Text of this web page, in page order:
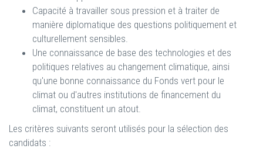
Capacité à travailler sous pression et à traiter de
manière diplomatique des questions politiquement et
culturellement sensibles.
Une connaissance de base des technologies et des
politiques relatives au changement climatique, ainsi
qu'une bonne connaissance du Fonds vert pour le
climat ou d'autres institutions de financement du
climat, constituent un atout.
Les critères suivants seront utilisés pour la sélection des
candidats :